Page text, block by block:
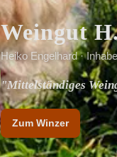
Weingut
Heiko Engelhard ·
"Mittelständiges
"Unsere Devise:
Zum Winzer